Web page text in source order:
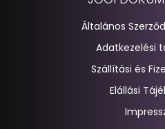
Általános
Adatkezelési
Szállítási és
Elállási